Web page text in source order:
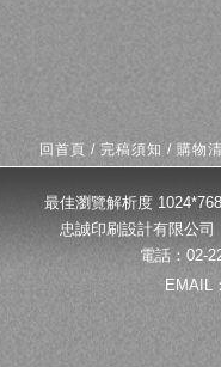
回首頁 /完稿須知 /購物
最佳瀏覽解析度
忠誠印刷設計有限公
電話：02-
EMAIL